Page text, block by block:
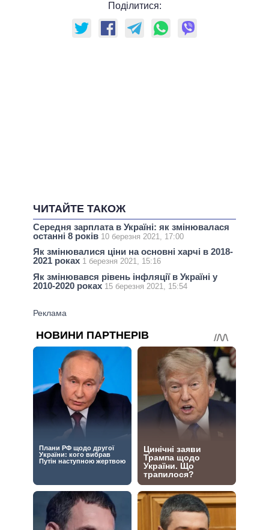
Поділитися:
ЧИТАЙТЕ ТАКОЖ
Середня зарплата в Україні: як змінювалася
останні 8 років 10 березня 2021, 17:00
Як змінювалися ціни на основні харчі в 2018-
2021 роках 1 березня 2021, 15:16
Як змінювався рівень інфляції в Україні у
2010-2020 роках 15 березня 2021, 15:54